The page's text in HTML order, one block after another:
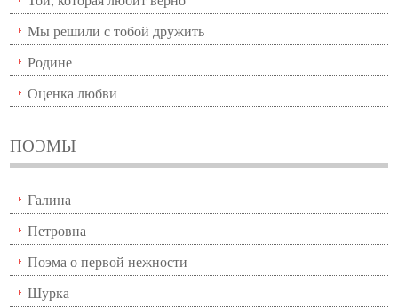
Мы решили с тобой дружить
Родине
Оценка любви
ПОЭМЫ
Галина
Петровна
Поэма о первой нежности
Шурка